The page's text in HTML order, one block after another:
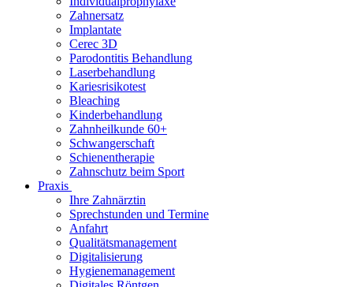
Zahnersatz
Implantate
Cerec 3D
Parodontitis Behandlung
Laserbehandlung
Kariesrisikotest
Bleaching
Kinderbehandlung
Zahnheilkunde 60+
Schwangerschaft
Schienentherapie
Zahnschutz beim Sport
Praxis
Ihre Zahnärztin
Sprechstunden und Termine
Anfahrt
Qualitätsmanagement
Digitalisierung
Hygienemanagement